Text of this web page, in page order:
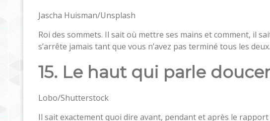
Jascha Huisman/Unsplash
Roi des sommets. Il sait où mettre ses mains et comment, il
s’arrête jamais tant que vous n’avez pas terminé tous les
15. Le haut qui parle
Lobo/Shutterstock
Il sait exactement quoi dire avant, pendant et après le